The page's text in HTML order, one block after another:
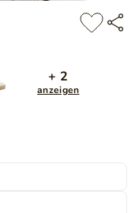
+ 2
anzeigen